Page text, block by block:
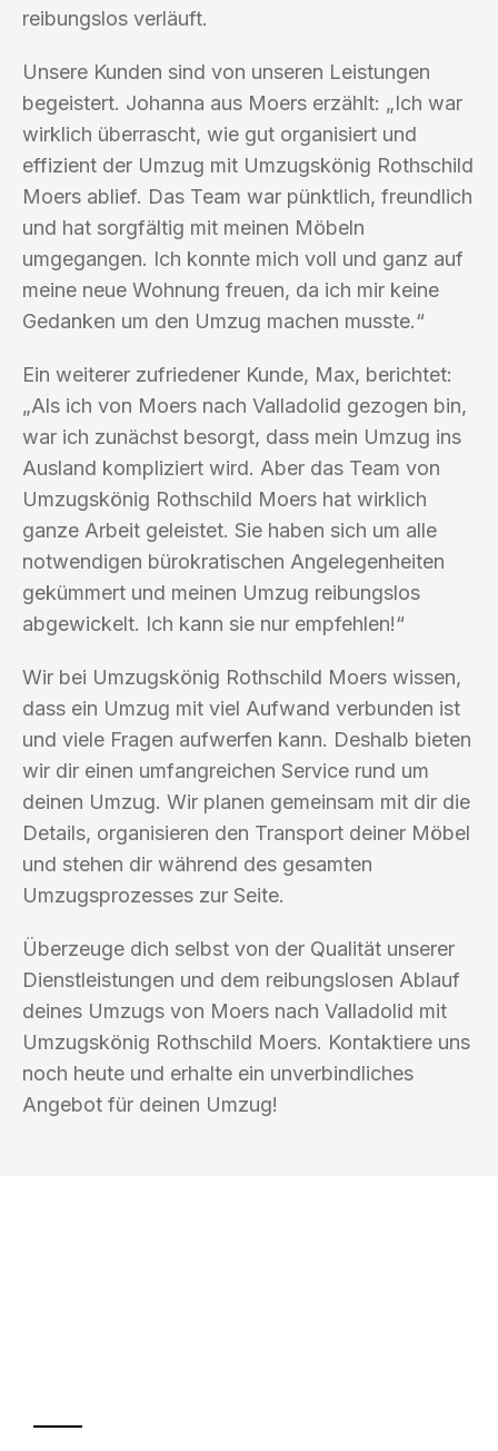
reibungslos verläuft.
Unsere Kunden sind von unseren Leistungen
begeistert. Johanna aus Moers erzählt: „Ich war
wirklich überrascht, wie gut organisiert und
effizient der Umzug mit Umzugskönig Rothschild
Moers ablief. Das Team war pünktlich, freundlich
und hat sorgfältig mit meinen Möbeln
umgegangen. Ich konnte mich voll und ganz auf
meine neue Wohnung freuen, da ich mir keine
Gedanken um den Umzug machen musste.“
Ein weiterer zufriedener Kunde, Max, berichtet:
„Als ich von Moers nach Valladolid gezogen bin,
war ich zunächst besorgt, dass mein Umzug ins
Ausland kompliziert wird. Aber das Team von
Umzugskönig Rothschild Moers hat wirklich
ganze Arbeit geleistet. Sie haben sich um alle
notwendigen bürokratischen Angelegenheiten
gekümmert und meinen Umzug reibungslos
abgewickelt. Ich kann sie nur empfehlen!“
Wir bei Umzugskönig Rothschild Moers wissen,
dass ein Umzug mit viel Aufwand verbunden ist
und viele Fragen aufwerfen kann. Deshalb bieten
wir dir einen umfangreichen Service rund um
deinen Umzug. Wir planen gemeinsam mit dir die
Details, organisieren den Transport deiner Möbel
und stehen dir während des gesamten
Umzugsprozesses zur Seite.
Überzeuge dich selbst von der Qualität unserer
Dienstleistungen und dem reibungslosen Ablauf
deines Umzugs von Moers nach Valladolid mit
Umzugskönig Rothschild Moers. Kontaktiere uns
noch heute und erhalte ein unverbindliches
Angebot für deinen Umzug!